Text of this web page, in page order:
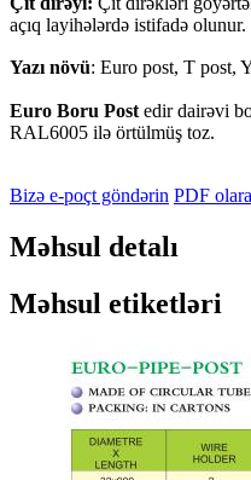
açıq layihələrdə istifadə olunur.
Yazı növü: Euro post, T post,
Euro Boru Post edir dairəvi
RAL6005 ilə örtülmüş toz.
Bizə e-poçt göndərin PDF
Məhsul detalı
Məhsul etiketləri